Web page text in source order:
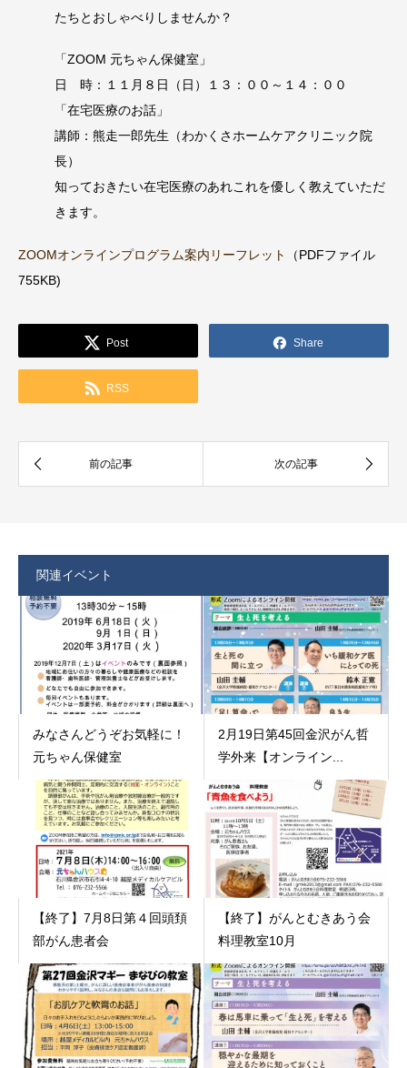
たちとおしゃべりしませんか？
「ZOOM 元ちゃん保健室」
日 時：１１月８日（日）１３：００～１４：００
「在宅医療のお話」
講師：熊走一郎先生（わかくさホームケアクリニック院
長）
知っておきたい在宅医療のあれこれを優しく教えていただ
きます。
ZOOMオンラインプログラム案内リーフレット
（PDFファイル
755KB)
Post Share
RSS
関連イベント
みなさんどうぞお気軽に！
元ちゃん保健室
2月19日第45回金沢がん哲
学外来【オンライン...
【終了】7月8日第４回頭頚
部がん患者会
【終了】がんとむきあう会
料理教室10月